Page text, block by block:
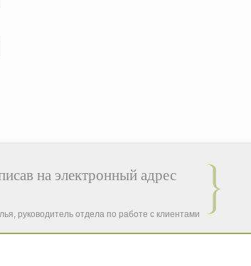
на электронный адрес
руководитель отдела по работе с клиентами